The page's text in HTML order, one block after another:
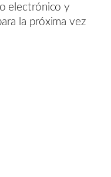
electrónico y
la próxima vez